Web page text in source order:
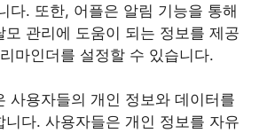
다. 또한, 어플은 알림 기능을 통해
모 관리에 도움이 되는 정보를 제공
마인더를 설정할 수 있습니다.
사용자들의 개인 정보와 데이터를
니다. 사용자들은 개인 정보를 자유